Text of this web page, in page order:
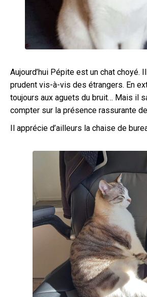
Aujourd’hui Pépite est un chat choyé.
prudent vis-à-vis des étrangers. En
toujours aux aguets du bruit… Mais il
compter sur la présence rassurante
Il apprécie d’ailleurs la chaise de